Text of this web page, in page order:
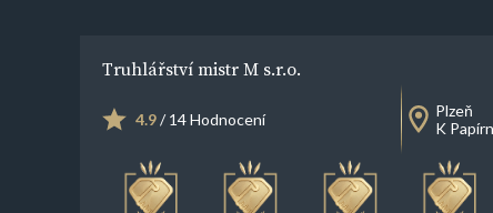
Truhlářství mistr M s.r.o.
4.9/ 14 Hodnocení
Plzeň
K